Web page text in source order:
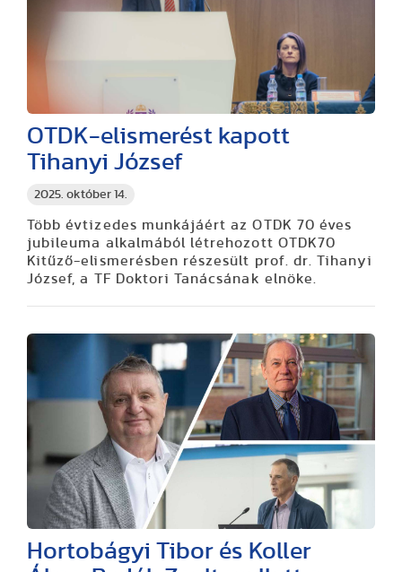
2025. október 14.
OTDK-elismerést kapott
Tihanyi József
Több évtizedes munkájáért az OTDK 70 éves
jubileuma alkalmából létrehozott OTDK70
Kitűző-elismerésben részesült prof. dr. Tihanyi
József, a TF Doktori Tanácsának elnöke.
Hortobágyi Tibor és Koller